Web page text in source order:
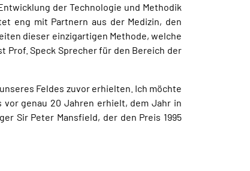
der Technologie und Methodik
eng mit Partnern aus der Medizin, den
dieser einzigartigen Methode, welche
Prof. Speck Sprecher für den Bereich der
Feldes zuvor erhielten. Ich möchte
vor genau 20 Jahren erhielt, dem Jahr in
Sir Peter Mansfield, der den Preis 1995